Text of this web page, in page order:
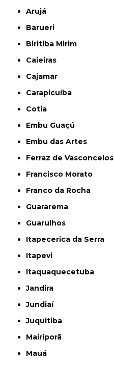
Arujá
Barueri
Biritiba Mirim
Caieiras
Cajamar
Carapicuíba
Cotia
Embu Guaçú
Embu das Artes
Ferraz de Vasconcelos
Francisco Morato
Franco da Rocha
Guararema
Guarulhos
Itapecerica da Serra
Itapevi
Itaquaquecetuba
Jandira
Jundiaí
Juquitiba
Mairiporã
Mauá